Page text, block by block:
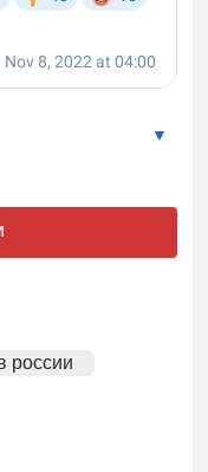
россии